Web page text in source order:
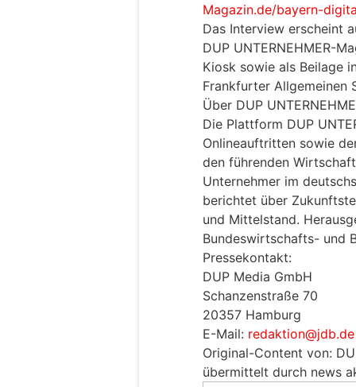
Magazin.de/bayern-
Das Interview erscheint
DUP UNTERNEHMER-
Kiosk sowie als Beilage
Frankfurter Allgemeinen
Über DUP
Die Plattform DUP
Onlineauftritten sowie
den führenden
Unternehmer im
berichtet über
und Mittelstand.
Bundeswirtschafts- und
Pressekontakt:
DUP Media GmbH
Schanzenstraße 70
20357 Hamburg
E-Mail: redaktion@jdb.de
Original-Content von:
übermittelt durch news